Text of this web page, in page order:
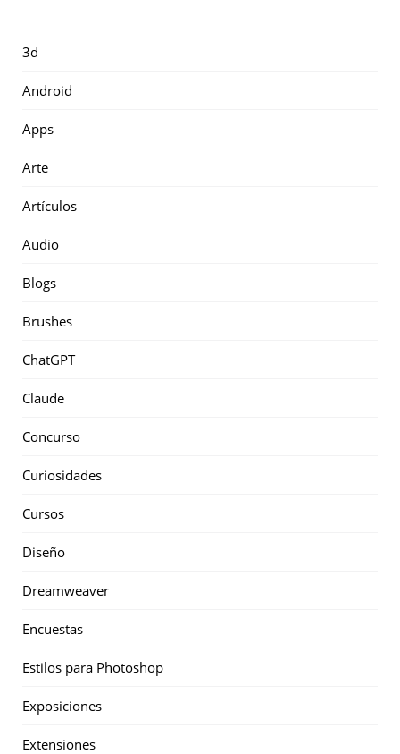
3d
Android
Apps
Arte
Artículos
Audio
Blogs
Brushes
ChatGPT
Claude
Concurso
Curiosidades
Cursos
Diseño
Dreamweaver
Encuestas
Estilos para Photoshop
Exposiciones
Extensiones